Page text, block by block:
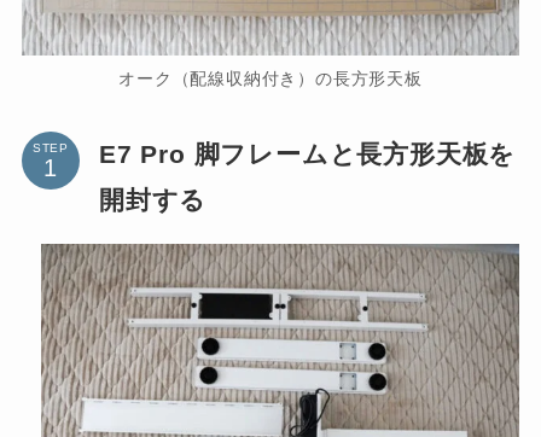
オーク（配線収納付き）の長方形天板
STEP
E7 Pro 脚フレームと長方形天板を
開封する